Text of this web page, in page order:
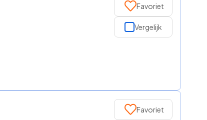
Favoriet
Vergelijk
Favoriet